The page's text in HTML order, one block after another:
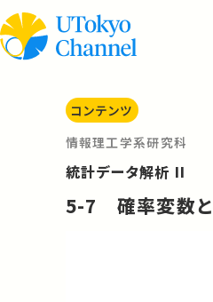
コンテンツ
情報理工学系研究科
統計データ解析 II
5-7 確率変数と